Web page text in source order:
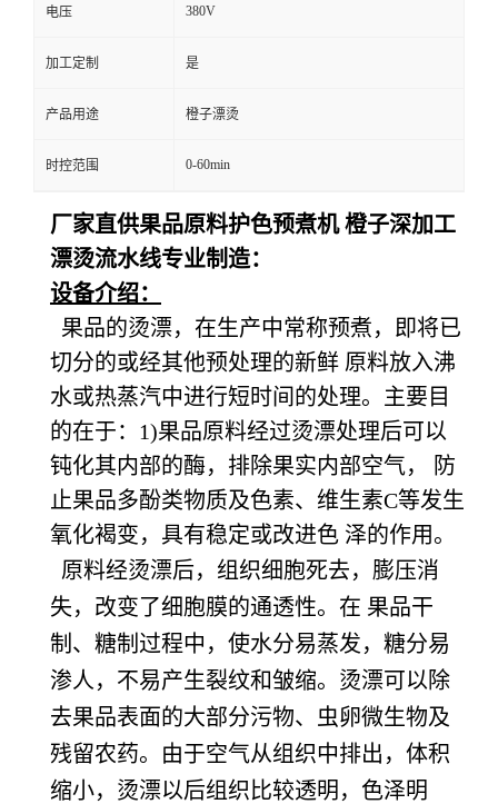
电压 380V
加工定制 是
产品用途 橙子漂烫
时控范围 0-60min
厂家直供果品原料护色预煮机 橙子深加工
漂烫流水线专业制造：
设备介绍：
果品的烫漂，在生产中常称预煮，即将已
切分的或经其他预处理的新鲜 原料放入沸
水或热蒸汽中进行短时间的处理。主要目
的在于：1)果品原料经过烫漂处理后可以
钝化其内部的酶，排除果实内部空气， 防
止果品多酚类物质及色素、维生素C等发生
氧化褐变，具有稳定或改进色 泽的作用。
原料经烫漂后，组织细胞死去，膨压消
失，改变了细胞膜的通透性。在 果品干
制、糖制过程中，使水分易蒸发，糖分易
渗人，不易产生裂纹和皱缩。烫漂可以除
去果品表面的大部分污物、虫卵微生物及
残留农药。由于空气从组织中排出，体积
缩小，烫漂以后组织比较透明，色泽明